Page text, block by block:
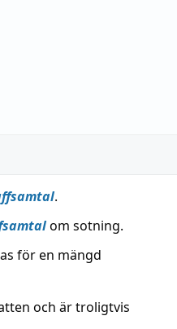
.
om sotning.
för en mängd
och är troligtvis